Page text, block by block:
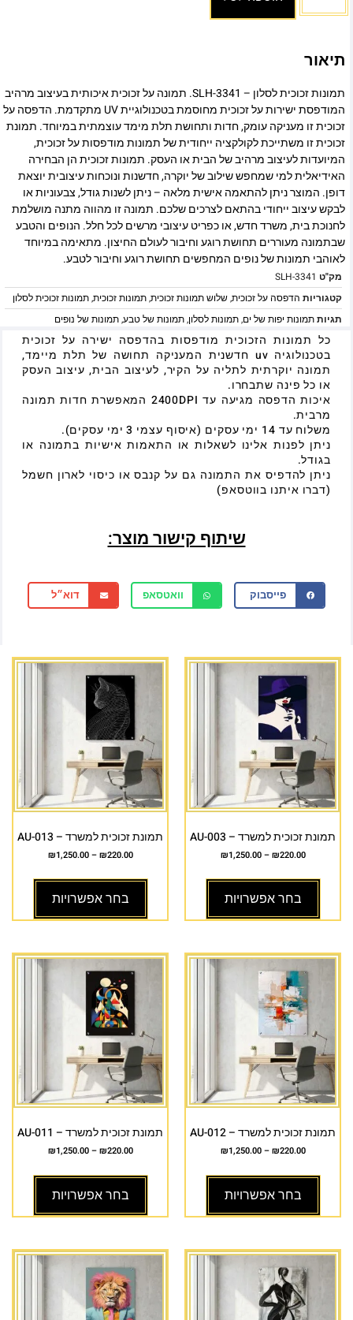
תיאור
תמונות זכוכית לסלון – SLH-3341. תמונה על זכוכית איכותית בעיצוב מרהיב
המודפסת ישירות על זכוכית מחוסמת בטכנולוגיית UV מתקדמת. הדפסה על
זכוכית זו מעניקה עומק, חדות ותחושת תלת מימד עוצמתית במיוחד. תמונת
זכוכית זו משתייכת לקולקציה ייחודית של תמונות מודפסות על זכוכית,
המיועדות לעיצוב מרהיב של הבית או העסק. תמונות זכוכית הן הבחירה
האידיאלית למי שמחפש שילוב של יוקרה, חדשנות ונוכחות עיצובית יוצאת
דופן. המוצר ניתן להתאמה אישית מלאה – ניתן לשנות גודל, צבעוניות או
לבקש עיצוב ייחודי בהתאם לצרכים שלכם. תמונה זו מהווה מתנה מושלמת
לחנוכת בית, משרד חדש, או כפריט עיצובי מרשים לכל חלל. הנופים והטבע
שבתמונה מעוררים תחושת רוגע וחיבור לעולם החיצון. מתאימה במיוחד
לאוהבי תמונות של נופים המחפשים תחושת רוגע וחיבור לטבע.
מק"ט SLH-3341
קטגוריות הדפסה על זכוכית,שלוש תמונות זכוכית,תמונות זכוכית,תמונות זכוכית לסלון
תגיותתמונות יפות של ים,תמונות לסלון,תמונות של טבע,תמונות של נופים
כל תמונות הזכוכית מודפסות בהדפסה ישירה על זכוכית
בטכנולוגיה uv חדשנית המעניקה תחושה של תלת מיימד,
תמונה יוקרתית לתליה על הקיר, לעיצוב הבית, עיצוב העסק
או כל פינה שתבחרו.
איכות הדפסה מגיעה עד 2400DPI המאפשרת חדות תמונה
מרבית.
משלוח עד 14 ימי עסקים (איסוף עצמי 3 ימי עסקים).
ניתן לפנות אלינו לשאלות או התאמות אישיות בתמונה או
בגודל.
ניתן להדפיס את התמונה גם על קנבס או כיסוי לארון חשמל
(דברו איתנו בווטסאפ)
שיתוף קישור מוצר:
פייסבוק וואטסאפ דוא״ל
תמונת זכוכית למשרד – AU-003
₪220.00
–
₪1,250.00
בחר אפשרויות
תמונת זכוכית למשרד – AU-013
₪220.00
–
₪1,250.00
בחר אפשרויות
תמונת זכוכית למשרד – AU-012
₪220.00
–
₪1,250.00
בחר אפשרויות
תמונת זכוכית למשרד – AU-011
₪220.00
–
₪1,250.00
בחר אפשרויות